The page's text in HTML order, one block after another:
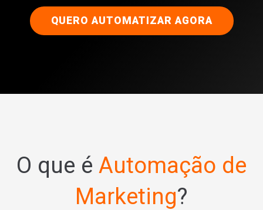
QUERO AUTOMATIZAR AGORA
O que é Automação de
Marketing?